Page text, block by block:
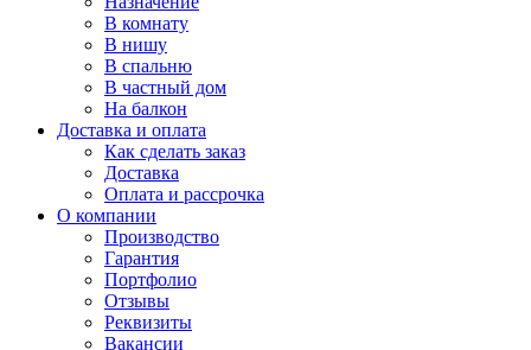
В комнату
В нишу
В спальню
В частный дом
На балкон
Доставка и оплата
Как сделать заказ
Доставка
Оплата и рассрочка
О компании
Производство
Гарантия
Портфолио
Отзывы
Реквизиты
Вакансии